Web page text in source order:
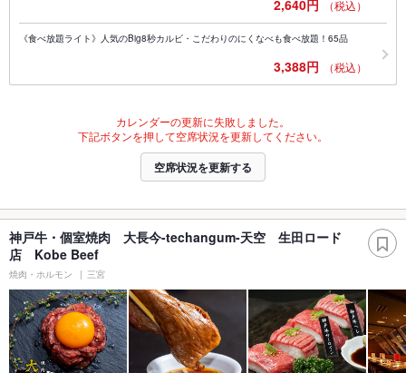
2,640円 （税込）
《食べ放題ライト》人気のBig8秒カルビ・こだわりのにくなべも食べ放題！65品
3,388円 （税込）
カレンダーの更新に失敗しました。
下記ボタンを押して空席状況を更新してください。
空席状況を更新する
神戸牛・個室焼肉 大長今-techangum-天空 生田ロード
店 Kobe Beef
焼肉・ホルモン 三宮